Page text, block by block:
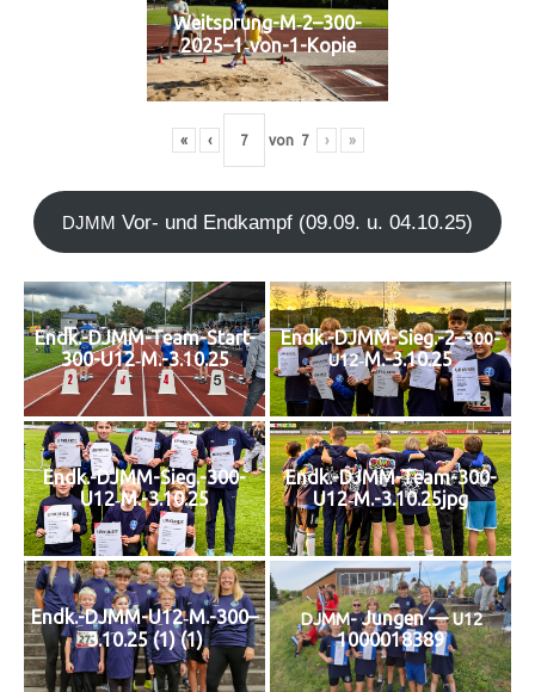
Weitsprung-M‑2–300-
2025–1‑von-1-Kopie
« ‹ von 7 › »
DJMM Vor- und End­kampf (09.09. u. 04.10.25)
Endk.-DJMM-Team-Start-
300-U12‑M.-3.10.25
Endk.-DJMM-Sieg.-2–300-
U12‑M.-3.10.25
Endk.-DJMM-Sieg.-300-
U12‑M.-3.10.25
Endk.-DJMM-Team-300-
U12‑M.-3.10.25jpg
Endk.-DJMM-U12‑M.-300–
3.10.25 (1) (1)
DJMM-Jun­gen —U12
1000018389